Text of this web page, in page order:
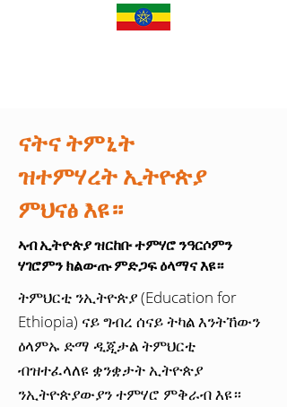
ናትና ትምኒት
ዝተምሃረት ኢትዮጵያ
ምህናፅ እዩ።
ኣብ ኢትዮጵያ ዝርከቡ ተምሃሮ ንዓርሶምን
ሃገሮምን ክልውጡ ምድጋፍ ዕላማና እዩ።
ትምህርቲ ንኢትዮጵያ (Education for
Ethiopia) ናይ ግብረ ሰናይ ትካል እንትኸውን
ዕላምኡ ድማ ዲጂታል ትምህርቲ
ብዝተፈላለዩ ቋንቋታት ኢትዮጵያ
ንኢትዮጵያውያን ተምሃሮ ምቅራብ እዩ።